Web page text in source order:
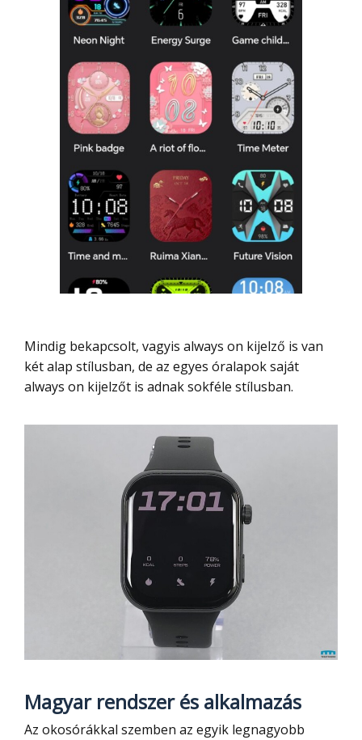
Mindig bekapcsolt, vagyis always on kijelző is van
két alap stílusban, de az egyes óralapok saját
always on kijelzőt is adnak sokféle stílusban.
Magyar rendszer és alkalmazás
Az okosórákkal szemben az egyik legnagyobb